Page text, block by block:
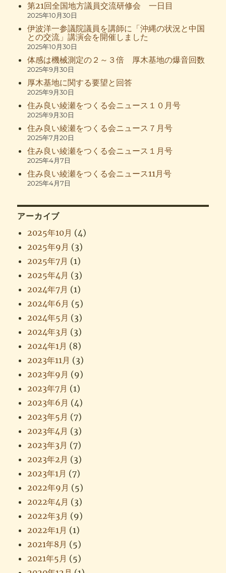
第21回全国地方議員交流研修会 一日目
2025年10月30日
伊波洋一参議院議員を講師に「沖縄の状況と中国
との交流」講演会を開催しました
2025年10月30日
体感は機械測定の２～３倍 厚木基地の爆音回数
2025年9月30日
厚木基地に関する要望と回答
2025年9月30日
住み良い綾瀬をつくる会ニュース１０月号
2025年9月30日
住み良い綾瀬をつくる会ニュース７月号
2025年7月20日
住み良い綾瀬をつくる会ニュース１月号
2025年4月7日
住み良い綾瀬をつくる会ニュース11月号
2025年4月7日
アーカイブ
2025年10月 (4)
2025年9月 (3)
2025年7月 (1)
2025年4月 (3)
2024年7月 (1)
2024年6月 (5)
2024年5月 (3)
2024年3月 (3)
2024年1月 (8)
2023年11月 (3)
2023年9月 (9)
2023年7月 (1)
2023年6月 (4)
2023年5月 (7)
2023年4月 (3)
2023年3月 (7)
2023年2月 (3)
2023年1月 (7)
2022年9月 (5)
2022年4月 (3)
2022年3月 (9)
2022年1月 (1)
2021年8月 (5)
2021年5月 (5)